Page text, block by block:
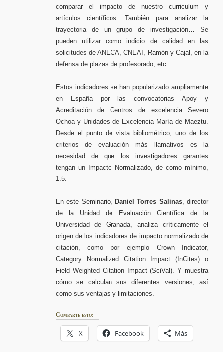
comparar el impacto de nuestro curriculum y
artículos científicos. También para analizar la
trayectoria de un grupo de investigación… Se
pueden utilizar como indicio de calidad en las
solicitudes de ANECA, CNEAI, Ramón y Cajal, en la
defensa de plazas de profesorado, etc.
Estos indicadores se han popularizado ampliamente
en España por las convocatorias Apoy y
Acreditación de Centros de excelencia Severo
Ochoa y Unidades de Excelencia María de Maeztu.
Desde el punto de vista bibliométrico, uno de los
criterios de evaluación más llamativos es la
necesidad de que los investigadores garantes
tengan un Impacto Normalizado, de como mínimo,
1.5.
En este Seminario, Daniel Torres Salinas, director
de la Unidad de Evaluación Científica de la
Universidad de Granada, analiza críticamente el
origen de los indicadores de impacto normalizado de
citación, como por ejemplo Crown Indicator,
Category Normalized Citation Impact (InCites) o
Field Weighted Citation Impact (SciVal). Y muestra
cómo se calculan sus diferentes versiones, así
como sus ventajas y limitaciones.
Comparte esto:
X Facebook Más